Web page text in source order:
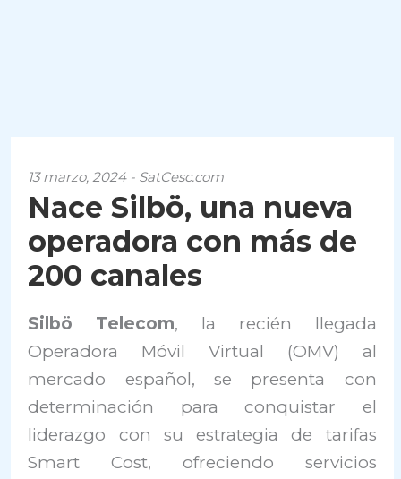
13 marzo, 2024 - SatCesc.com
Nace Silbö, una nueva
operadora con más de
200 canales
Silbö Telecom, la recién llegada
Operadora Móvil Virtual (OMV) al
mercado español, se presenta con
determinación para conquistar el
liderazgo con su estrategia de tarifas
Smart Cost, ofreciendo servicios